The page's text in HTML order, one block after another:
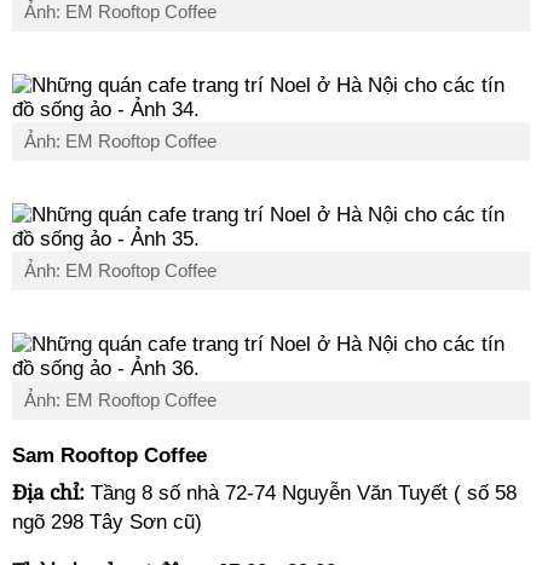
Ảnh: EM Rooftop Coffee
Ảnh: EM Rooftop Coffee
Ảnh: EM Rooftop Coffee
Ảnh: EM Rooftop Coffee
Sam Rooftop Coffee
Địa chỉ: Tầng 8 số nhà 72-74 Nguyễn Văn Tuyết ( số 58
ngõ 298 Tây Sơn cũ)